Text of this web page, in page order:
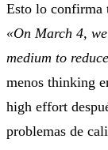
Esto lo confirma
«On March 4,
medium to
menos thinking
high effort
problemas de